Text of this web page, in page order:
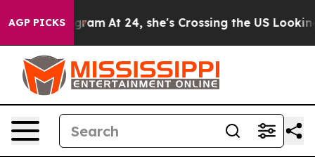
AGP PICKS
Instagram At 24, she's Crossing the US Looking